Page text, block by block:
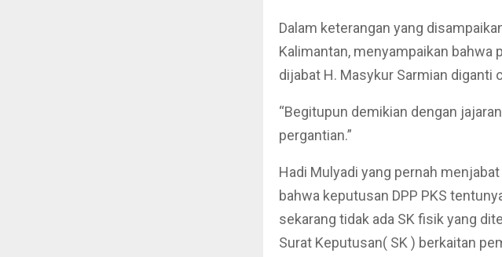
Dalam keterangan yang
Kalimantan, menyampaikan bahwa
dijabat H. Masykur Sarmian diganti
“Begitupun demikian dengan
pergantian.”
Hadi Mulyadi yang pernah
bahwa keputusan DPP PKS
sekarang tidak ada SK fisik yang
Surat Keputusan( SK ) berkaitan